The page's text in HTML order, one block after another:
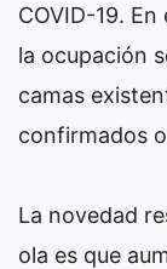
COVID-19.
la ocupación
camas
confirmados
La novedad
ola es que